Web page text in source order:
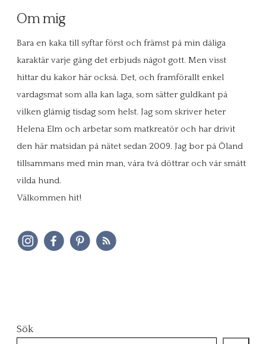
Om mig
Bara en kaka till syftar först och främst på min dåliga
karaktär varje gång det erbjuds något gott. Men visst
hittar du kakor här också. Det, och framförallt enkel
vardagsmat som alla kan laga, som sätter guldkant på
vilken glåmig tisdag som helst. Jag som skriver heter
Helena Elm och arbetar som matkreatör och har drivit
den här matsidan på nätet sedan 2009. Jag bor på Öland
tillsammans med min man, våra två döttrar och vår smått
vilda hund.
Välkommen hit!
Sök